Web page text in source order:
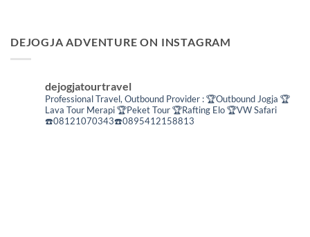
DEJOGJA ADVENTURE ON INSTAGRAM
dejogjatourtravel
Professional Travel, Outbound Provider :🏆Outbound Jogja 🏆
Lava Tour Merapi🏆Peket Tour🏆Rafting Elo🏆VW Safari
☎️08121070343☎️0895412158813